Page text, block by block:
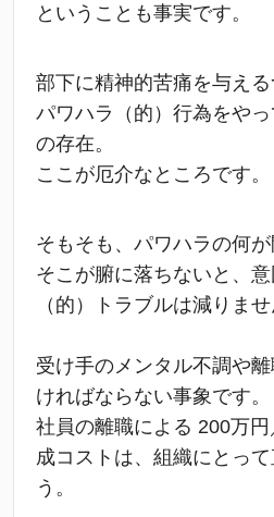
ということも事実です。
部下に精神的苦痛を与える
パワハラ（的）行為をや
の存在。
ここが厄介なところです。
そもそも、パワハラの何が
そこが腑に落ちないと、
（的）トラブルは減りませ
受け手のメンタル不調や
ければならない事象です。
社員の離職による 200万
成コストは、組織にとっ
う。